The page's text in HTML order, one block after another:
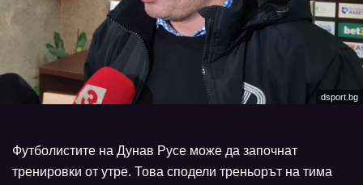
dsport.bg
Футболистите на Дунав Русе може да започнат
тренировки от утре. Това сподели треньорът на тима